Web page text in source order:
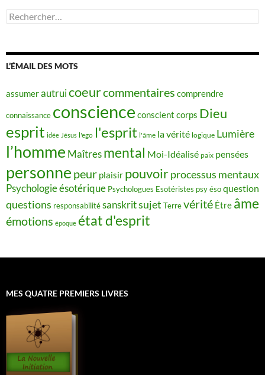
Rechercher :
L’ÉMAIL DES MOTS
assumerautruicoeurcommentaires comprendre
connaissance conscience conscient corps Dieu
esprit idée Jésus l'ego l'esprit l'âme la vérité logique Lumière
l’homme Maîtres mental Moi-Idéalisé paix pensées
personne peur plaisir pouvoirprocessus mentaux
Psychologie ésotérique Psychologues Esotéristes psy ésoquestion
questions responsabilitésanskritsujet Terrevérité Être âme
émotions époque état d'esprit
MES QUATRE PREMIERS LIVRES